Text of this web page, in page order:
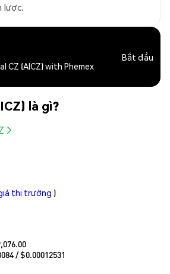
lược.
CZ (AICZ) with Phemex
Bắt đầu
là gì?
thị trường )
/ $0.00012531